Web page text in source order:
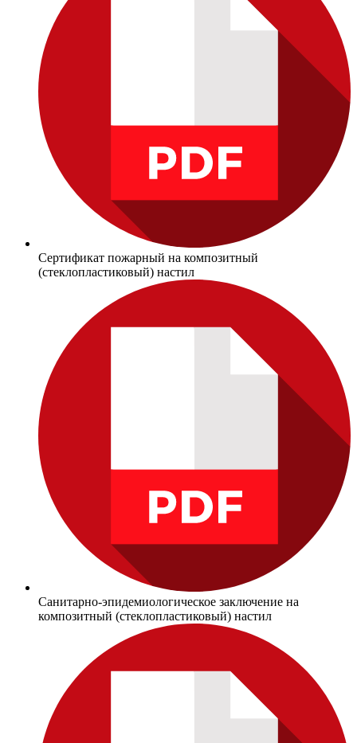
Сертификат пожарный на композитный
(стеклопластиковый) настил
Санитарно-эпидемиологическое заключение на
композитный (стеклопластиковый) настил